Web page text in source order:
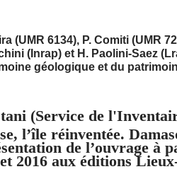
(UMR 6134), P. Comiti (UMR
(Inrap) et H. Paolini-Saez
géologique et du
(Service de
l’île réinventée.
de l’ouvrage à
2016 aux éditions